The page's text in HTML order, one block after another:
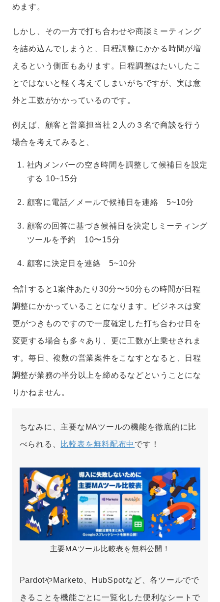
めます。
しかし、その一方で打ち合わせや商談ミーティング
を詰め込んでしまうと、日程調整にかかる時間が増
えるという側面もあります。日程調整はたいしたこ
とではないと軽く考えてしまいがちですが、実は意
外と工数がかかっているのです。
例えば、顧客と営業担当社２人の３名で商談を行う
場合を考えてみると、
社内メンバーの空き時間を調整して候補日を設定
する 10~15分
顧客に電話／メールで候補日を連絡 5~10分
顧客の回答に基づき候補日を決定しミーティング
ツールを予約 10〜15分
顧客に決定日を連絡 5~10分
合計すると1案件あたり30分〜50分もの時間が日程
調整にかかっていることになります。 ビジネスは変
更がつきものですので一度確定した打ち合わせ日を
変更する場合も多々あり、更に工数が上乗せされま
す。毎日、複数の営業案件をこなすとなると、日程
調整が業務の半分以上を締めるなどということにな
りかねません。
ちなみに、主要なMAツールの機能を徹底的に比
べられる、 比較表を無料配布中 です！
主要MAツール比較表を無料公開！
PardotやMarketo、HubSpotなど、各ツールでで
きることを機能ごとに一覧化した便利なシートで